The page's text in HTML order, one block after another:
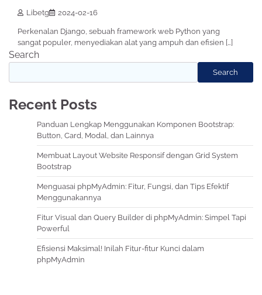
Libetg 2024-02-16
Perkenalan Django, sebuah framework web Python yang
sangat populer, menyediakan alat yang ampuh dan efisien […]
Search
Search
Recent Posts
Panduan Lengkap Menggunakan Komponen Bootstrap:
Button, Card, Modal, dan Lainnya
Membuat Layout Website Responsif dengan Grid System
Bootstrap
Menguasai phpMyAdmin: Fitur, Fungsi, dan Tips Efektif
Menggunakannya
Fitur Visual dan Query Builder di phpMyAdmin: Simpel Tapi
Powerful
Efisiensi Maksimal! Inilah Fitur-fitur Kunci dalam
phpMyAdmin